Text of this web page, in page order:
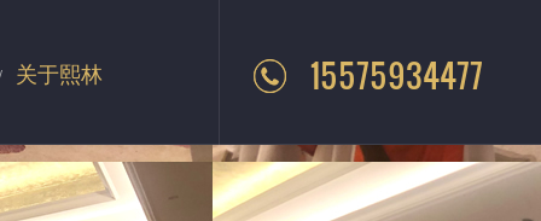
关于熙林 15575934477